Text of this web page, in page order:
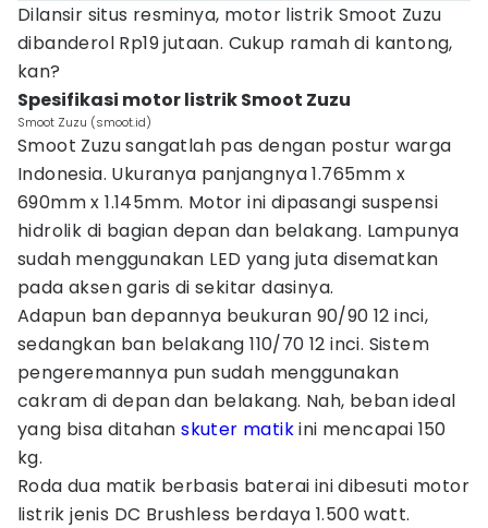
Dilansir situs resminya, motor listrik Smoot Zuzu
dibanderol Rp19 jutaan. Cukup ramah di kantong,
kan?
Spesifikasi motor listrik Smoot Zuzu
Smoot Zuzu (smoot.id)
Smoot Zuzu sangatlah pas dengan postur warga
Indonesia. Ukuranya panjangnya 1.765mm x
690mm x 1.145mm. Motor ini dipasangi suspensi
hidrolik di bagian depan dan belakang. Lampunya
sudah menggunakan LED yang juta disematkan
pada aksen garis di sekitar dasinya.
Adapun ban depannya beukuran 90/90 12 inci,
sedangkan ban belakang 110/70 12 inci. Sistem
pengeremannya pun sudah menggunakan
cakram di depan dan belakang. Nah, beban ideal
yang bisa ditahan skuter matikini mencapai 150
kg.
Roda dua matik berbasis baterai ini dibesuti motor
listrik jenis DC Brushless berdaya 1.500 watt.